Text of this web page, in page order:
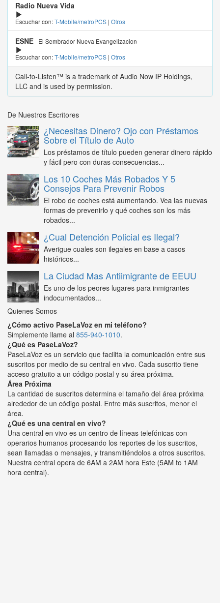
Radio Nueva Vida
Escuchar con:T-Mobile/metroPCS | Otros
ESNE
El Sembrador Nueva Evangelizacion
Escuchar con:T-Mobile/metroPCS | Otros
Call-to-Listen™ is a trademark of Audio Now IP Holdings,
LLC and is used by permission.
De Nuestros Escritores
¿Necesitas Dinero? Ojo con Préstamos
Sobre el Título de Auto
Los préstamos de título pueden generar dinero rápido
y fácil pero con duras consecuencias...
Los 10 Coches Más Robados Y 5
Consejos Para Prevenir Robos
El robo de coches está aumentando. Vea las nuevas
formas de prevenirlo y qué coches son los más
robados...
¿Cual Detención Policial es Ilegal?
Averigue cuales son ilegales en base a casos
históricos...
La Ciudad Mas Antiimigrante de EEUU
Es uno de los peores lugares para inmigrantes
indocumentados...
Quienes Somos
¿Cómo activo PaseLaVoz en mi teléfono?
Simplemente llame al 855-940-1010.
¿Qué es PaseLaVoz?
PaseLaVoz es un servicio que facilita la comunicación entre sus
suscritos por medio de su central en vivo. Cada suscrito tiene
acceso gratuito a un código postal y su área próxima.
Área Próxima
La cantidad de suscritos determina el tamaño del área próxima
alrededor de un código postal. Entre más suscritos, menor el
área.
¿Qué es una central en vivo?
Una central en vivo es un centro de líneas telefónicas con
operarios humanos procesando los reportes de los suscritos,
sean llamadas o mensajes, y transmitiéndolos a otros suscritos.
Nuestra central opera de 6AM a 2AM hora Este (5AM to 1AM
hora central).